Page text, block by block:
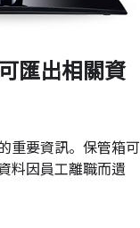
匯出相關資
重要資訊。保管箱可
料因員工離職而遺